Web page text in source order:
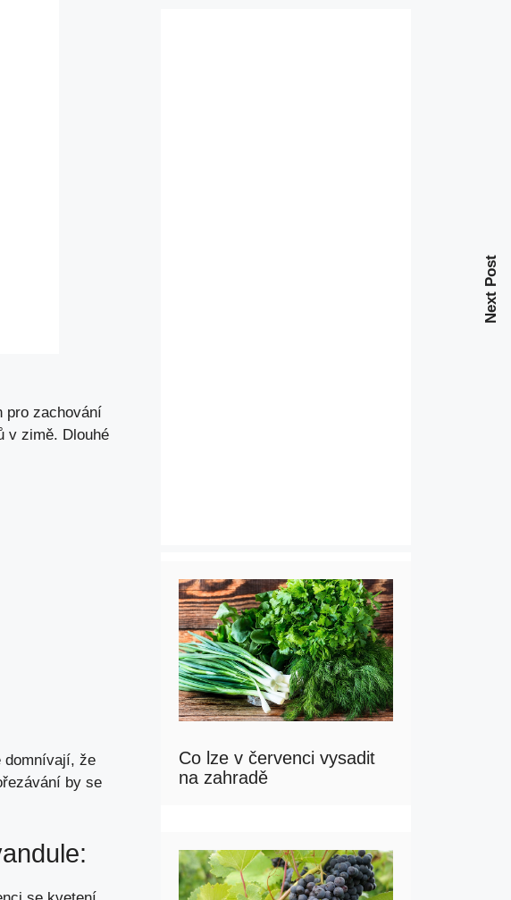
pro zachování
v zimě. Dlouhé
domnívají, že
by se
Next Post
Co lze v červenci vysadit
na zahradě